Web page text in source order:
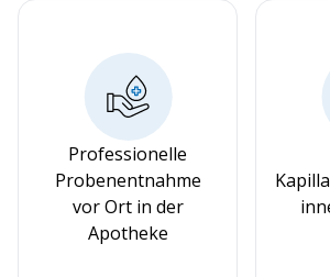
Professionelle
Probenentnahme
vor Ort in der
Apotheke